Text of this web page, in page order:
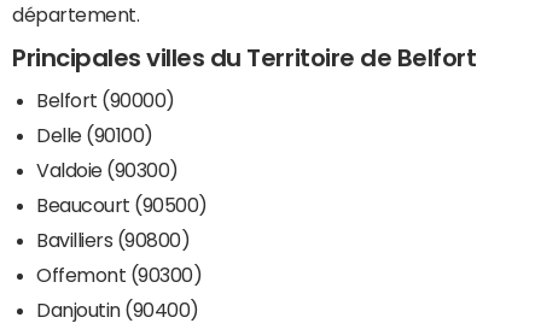
département.
Principales villes du Territoire de Belfort
Belfort (90000)
Delle (90100)
Valdoie (90300)
Beaucourt (90500)
Bavilliers (90800)
Offemont (90300)
Danjoutin (90400)